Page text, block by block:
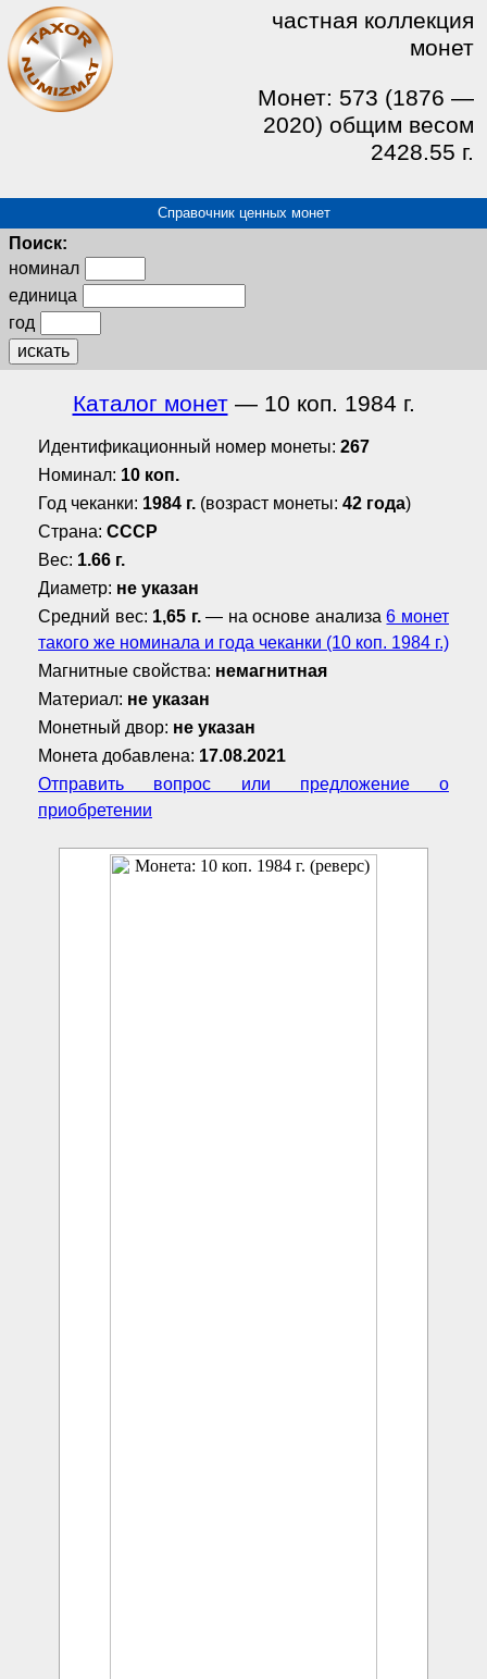
частная коллекция
монет
Монет: 573 (1876 —
2020) общим весом
2428.55 г.
Справочник ценных монет
Поиск:
номинал
единица
год
искать
Каталог монет— 10 коп. 1984 г.
Идентификационный номер монеты: 267
Номинал: 10 коп.
Год чеканки: 1984 г. (возраст монеты: 42 года)
Страна: СССР
Вес: 1.66 г.
Диаметр: не указан
Средний вес: 1,65 г.— на основе анализа6 монет
такого же номинала и года чеканки (10 коп. 1984 г.)
Магнитные свойства: немагнитная
Материал: не указан
Монетный двор: не указан
Монета добавлена: 17.08.2021
Отправить вопрос или предложение о
приобретении